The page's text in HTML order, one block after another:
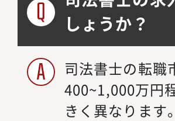
しょうか？
司法書士の転職
400~1,000万円
きく異なります。